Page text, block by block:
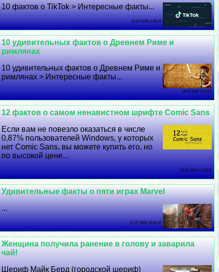
10 фактов о TikTok > Интересные факты...
15 07 2026 2:34:25
10 удивительных фактов о Древнем Риме и
римлянах
10 удивительных фактов о Древнем Риме и
римлянах > Интересные факты...
14 07 2026 3:53:27
12 фактов о самом ненавистном шрифте Comic Sans
Если вам не повезло оказаться в числе
0,87% пользователей Windows, у которых
нет Comic Sans, вы можете купить его, но
по высокой цене...
13 07 2026 17:20:11
Удивительные факты о пяти играх Marvel
...
12 07 2026 16:11:47
Женщина получила ранение в голову и заварила
чай!
Шериф Майк Берд (городской шериф)